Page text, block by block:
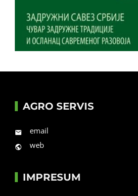
AGRO SERVIS
email
web
IMPRESUM